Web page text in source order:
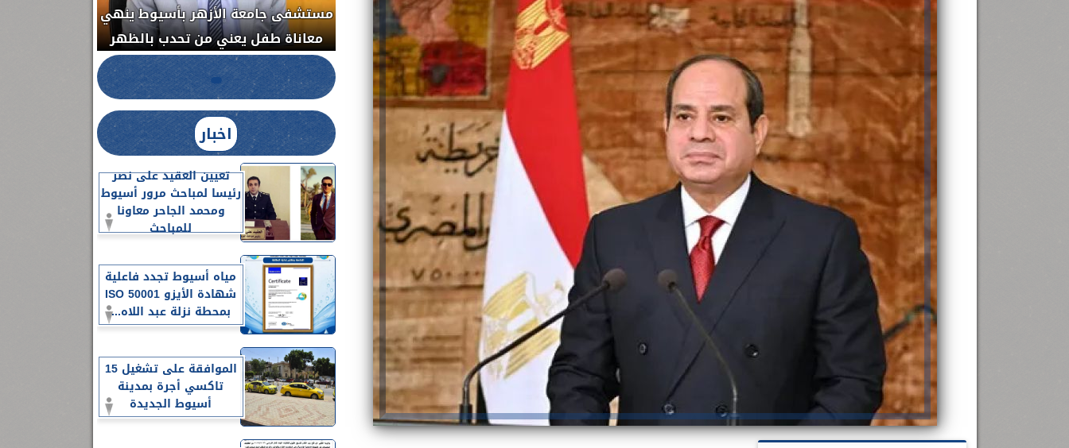
مستشفى جامعة الأزهر بأسيوط ينهي
معاناة طفل يعني من تحدب بالظهر
الدواء المصرية يشن حملة رقابية مكبرة
لضبط المنشآت الطبية المخالفة .....
والحنجرة ينجح في استئصال ورم خبيث
من... جديد بمستشفيات الجامعة...
اخبار
تعيين العقيد على نصر
رئيسا لمباحث مرور أسيوط
ومحمد الجاحر معاونا
للمباحث
مياه أسيوط تجدد فاعلية
شهادة الأيزو ISO 50001
بمحطة نزلة عبد اللاه...
الموافقة على تشغيل 15
تاكسي أجرة بمدينة
أسيوط الجديدة